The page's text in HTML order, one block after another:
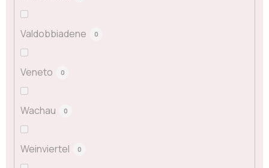
Valdobbiadene 0
Veneto 0
Wachau 0
Weinviertel 0